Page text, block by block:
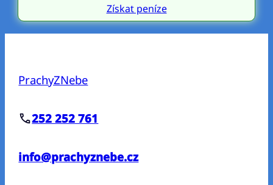
Získat peníze
PrachyZNebe
252 252 761
info@prachyznebe.cz